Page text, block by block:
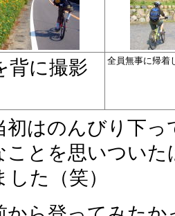
背に撮影
全員無事に帰着
初はのんびり下
ことを思いつい
た（笑）